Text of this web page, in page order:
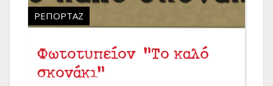
ΡΕΠΟΡΤΆΖ
Φωτοτυπείον "Το καλό
σκονάκι"